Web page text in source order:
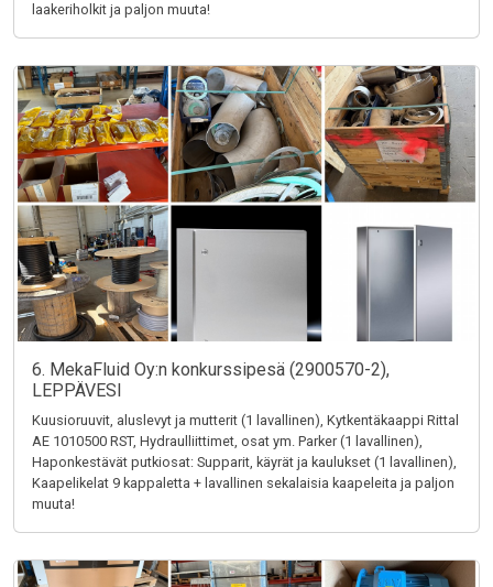
laakeriholkit ja paljon muuta!
6. MekaFluid Oy:n konkurssipesä (2900570-2),
LEPPÄVESI
Kuusioruuvit, aluslevyt ja mutterit (1 lavallinen), Kytkentäkaappi Rittal
AE 1010500 RST, Hydraulliittimet, osat ym. Parker (1 lavallinen),
Haponkestävät putkiosat: Supparit, käyrät ja kaulukset (1 lavallinen),
Kaapelikelat 9 kappaletta + lavallinen sekalaisia kaapeleita ja paljon
muuta!